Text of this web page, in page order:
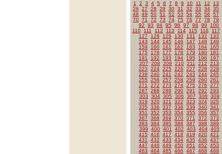
1 2 3 4 5 6 7 8 9 10 11 12
13
26
27 28 29 30 31 32 33 34 35
48
49 50 51 52 53 54 55 56
57
70 71 72 73 74 75 76 77 78
79
92
93 94 95 96 97 98 99
100
110
111 112 113 114 115 116
117
127
128 129 130 131 132
133
143
144 145 146 147 148
149
159
160 161 162 163 164
165
175
176 177 178 179 180
181
191
192 193 194 195 196
197
207
208 209 210 211 212
213
223
224 225 226 227 228
229
239
240 241 242 243 244 245
255
256 257 258 259 260 261
271
272 273 274 275 276
277
287
288 289 290 291 292
293
303
304 305 306 307 308
309
319
320 321 322 323 324 325
335
336 337 338 339 340 341
351
352 353 354 355 356
357
367
368 369 370 371 372
373
383
384 385 386 387 388
389
399
400 401 402 403 404 405
415
416 417 418 419 420 421
431
432 433 434 435 436
437
447
448 449 450 451 452
453
463
464 465 466 467 468 469